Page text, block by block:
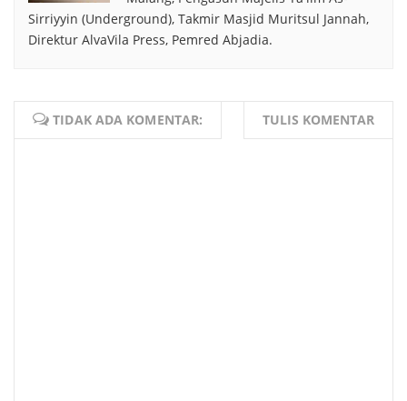
Sirriyyin (Underground), Takmir Masjid Muritsul Jannah,
Direktur AlvaVila Press, Pemred Abjadia.
TIDAK ADA KOMENTAR: TULIS KOMENTAR